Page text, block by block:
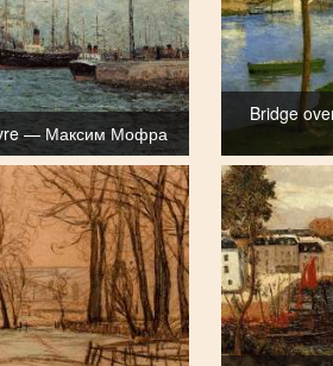
— Максим Мофра
Bridge